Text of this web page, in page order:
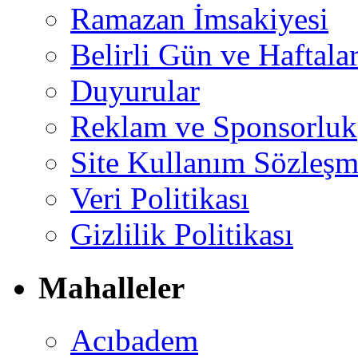
Ramazan İmsakiyesi
Belirli Gün ve
Duyurular
Reklam ve Sponsorluk
Site Kullanım
Veri Politikası
Gizlilik Politikası
Mahalleler
Acıbadem